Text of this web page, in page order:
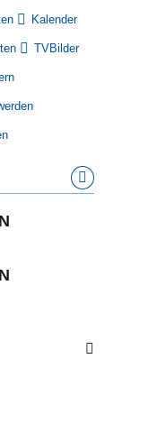
Kalender
TVBilder
Facebook
Search: